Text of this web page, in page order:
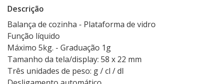
Descrição
Balança de cozinha - Plataforma de vidro
Função líquido
Máximo 5kg. - Graduação 1g
Tamanho da tela/display: 58 x 22 mm
Três unidades de peso: g / cl / dl